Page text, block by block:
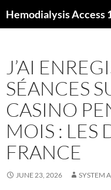
toHemodialysis Access
J’AI
SÉANCES
CASINO
MOIS : LES
FRANCE
JUNE 23, 2026 SYSTEM